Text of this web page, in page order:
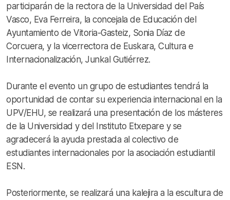
participarán de la rectora de la Universidad del País
Vasco, Eva Ferreira, la concejala de Educación del
Ayuntamiento de Vitoria-Gasteiz, Sonia Díaz de
Corcuera, y la vicerrectora de Euskara, Cultura e
Internacionalización, Junkal Gutiérrez.
Durante el evento un grupo de estudiantes tendrá la
oportunidad de contar su experiencia internacional en la
UPV/EHU, se realizará una presentación de los másteres
de la Universidad y del Instituto Etxepare y se
agradecerá la ayuda prestada al colectivo de
estudiantes internacionales por la asociación estudiantil
ESN.
Posteriormente, se realizará una kalejira a la escultura de